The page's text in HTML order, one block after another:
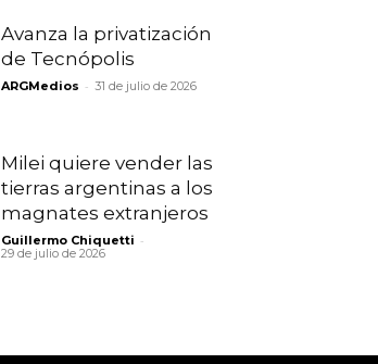
Avanza la privatización
de Tecnópolis
ARGMedios - 31 de julio de 2026
Milei quiere vender las
tierras argentinas a los
magnates extranjeros
Guillermo Chiquetti -
29 de julio de 2026